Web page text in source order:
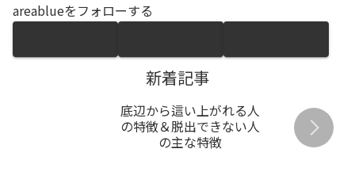
areablueをフォローする
新着記事
底辺から這い上がれる人
の特徴＆脱出できない人
の主な特徴